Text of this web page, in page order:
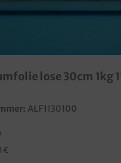
lose 30cm 1kg
ALF1130100
€